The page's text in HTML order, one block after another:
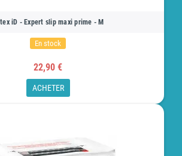
iD - Expert slip maxi prime - M
En stock
22,90 €
ACHETER